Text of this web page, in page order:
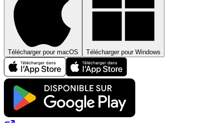
Télécharger pour macOS Télécharger pour Windows